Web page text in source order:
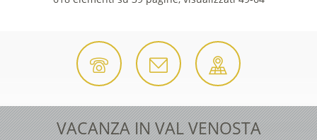
VACANZA IN VAL VENOSTA